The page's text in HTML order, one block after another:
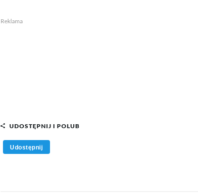
Reklama
UDOSTĘPNIJ I POLUB
Udostępnij